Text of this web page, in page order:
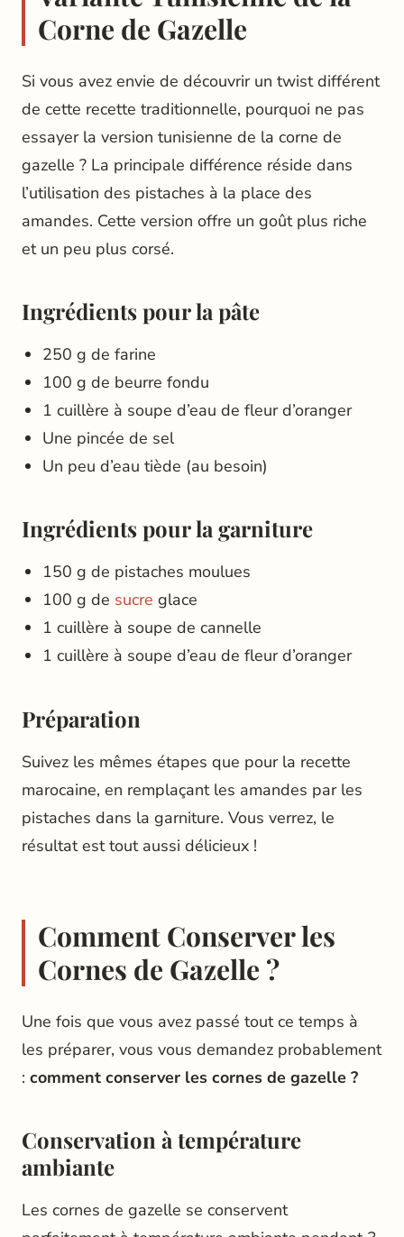
Corne de Gazelle
Si vous avez envie de découvrir un twist différent
de cette recette traditionnelle, pourquoi ne pas
essayer la version tunisienne de la corne de
gazelle ? La principale différence réside dans
l’utilisation des pistaches à la place des
amandes. Cette version offre un goût plus riche
et un peu plus corsé.
Ingrédients pour la pâte
250 g de farine
100 g de beurre fondu
1 cuillère à soupe d’eau de fleur d’oranger
Une pincée de sel
Un peu d’eau tiède (au besoin)
Ingrédients pour la garniture
150 g de pistaches moulues
100 g de sucre glace
1 cuillère à soupe de cannelle
1 cuillère à soupe d’eau de fleur d’oranger
Préparation
Suivez les mêmes étapes que pour la recette
marocaine, en remplaçant les amandes par les
pistaches dans la garniture. Vous verrez, le
résultat est tout aussi délicieux !
Comment Conserver les
Cornes de Gazelle ?
Une fois que vous avez passé tout ce temps à
les préparer, vous vous demandez probablement
: comment conserver les cornes de gazelle ?
Conservation à température
ambiante
Les cornes de gazelle se conservent